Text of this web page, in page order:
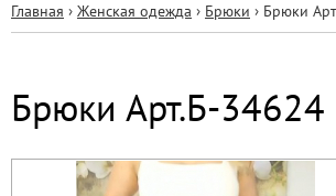
здесь
Главная › Женская одежда › Брюки › Брюки
Брюки Арт.Б-34624